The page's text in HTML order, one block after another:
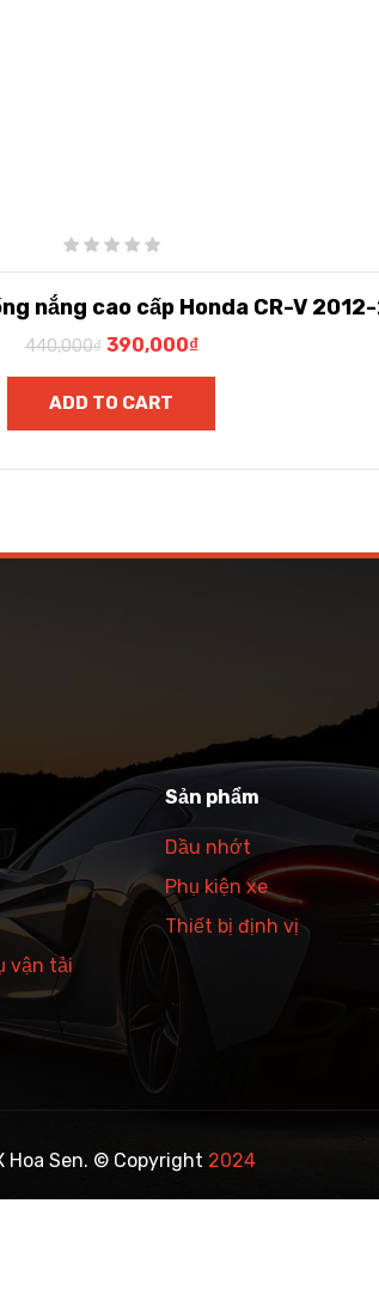
nắng cao cấp Honda CR-V
440,000₫ 390,000₫
ADD TO CART
vận tải
Sản phẩm
Dầu nhớt
Phụ kiện xe
Thiết bị định vị
Hoa Sen. © Copyright 2024